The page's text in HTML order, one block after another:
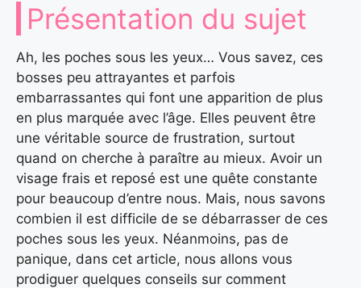
Présentation du sujet
Ah, les poches sous les yeux… Vous savez, ces
bosses peu attrayantes et parfois
embarrassantes qui font une apparition de plus
en plus marquée avec l’âge. Elles peuvent être
une véritable source de frustration, surtout
quand on cherche à paraître au mieux. Avoir un
visage frais et reposé est une quête constante
pour beaucoup d’entre nous. Mais, nous savons
combien il est difficile de se débarrasser de ces
poches sous les yeux. Néanmoins, pas de
panique, dans cet article, nous allons vous
prodiguer quelques conseils sur comment